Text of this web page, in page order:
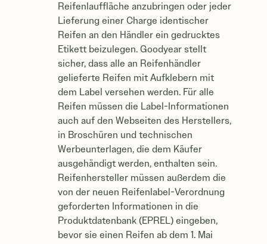
Reifenlauffläche anzubringen oder jeder
Lieferung einer Charge identischer
Reifen an den Händler ein gedrucktes
Etikett beizulegen. Goodyear stellt
sicher, dass alle an Reifenhändler
gelieferte Reifen mit Aufklebern mit
dem Label versehen werden. Für alle
Reifen müssen die Label-Informationen
auch auf den Webseiten des Herstellers,
in Broschüren und technischen
Werbeunterlagen, die dem Käufer
ausgehändigt werden, enthalten sein.
Reifenhersteller müssen außerdem die
von der neuen Reifenlabel-Verordnung
geforderten Informationen in die
Produktdatenbank (EPREL) eingeben,
bevor sie einen Reifen ab dem 1. Mai